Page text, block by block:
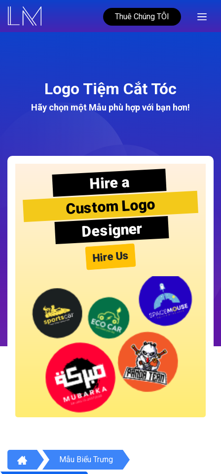
Thuê Chúng TÔI
Logo Tiệm Cắt Tóc
Hãy chọn một Mẫu phù hợp với bạn hơn!
Hire a
Custom Logo
Designer
Hire Us
Mẫu Biểu Trưng